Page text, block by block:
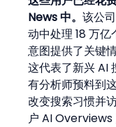
News 中。该公
动中处理 18 万
意图提供了关键情
这代表了新兴 AI
有分析师预料到
改变搜索习惯并
户 AI Overviews